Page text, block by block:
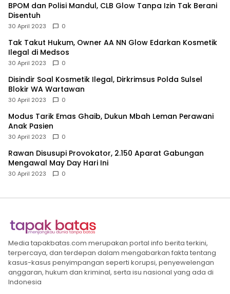
BPOM dan Polisi Mandul, CLB Glow Tanpa Izin Tak Berani
Disentuh
30 April 2023 0
Tak Takut Hukum, Owner AA NN Glow Edarkan Kosmetik
Ilegal di Medsos
30 April 2023 0
Disindir Soal Kosmetik Ilegal, Dirkrimsus Polda Sulsel
Blokir WA Wartawan
30 April 2023 0
Modus Tarik Emas Ghaib, Dukun Mbah Leman Perawani
Anak Pasien
30 April 2023 0
Rawan Disusupi Provokator, 2.150 Aparat Gabungan
Mengawal May Day Hari Ini
30 April 2023 0
Media tapakbatas.com merupakan portal info berita terkini,
terpercaya, dan terdepan dalam mengabarkan fakta tentang
kasus-kasus penyimpangan seperti korupsi, penyewelengan
anggaran, hukum dan kriminal, serta isu nasional yang ada di
Indonesia